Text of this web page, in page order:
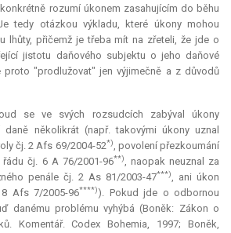
rozumí úkonem zasahujícím do běhu
tedy otázkou výkladu, které úkony mohou
lhůty, přičemž je třeba mít na zřeteli, že jde o
jistotu daňového subjektu o jeho daňové
"prodlužovat" jen výjimečně a z důvodů
se ve svých rozsudcích zabýval úkony
daně několikrát (např. takovými úkony uznal
čj. 2 Afs 69/2004-52*), povolení přezkoumání
čj. 6 A 76/2001-96**), naopak neuznal za
penále čj. 2 As 81/2003-47***), ani úkon
Afs 7/2005-96****)). Pokud jde o odbornou
danému problému vyhýbá (Boněk: Zákon o
Komentář.Codex Bohemia, 1997; Boněk,